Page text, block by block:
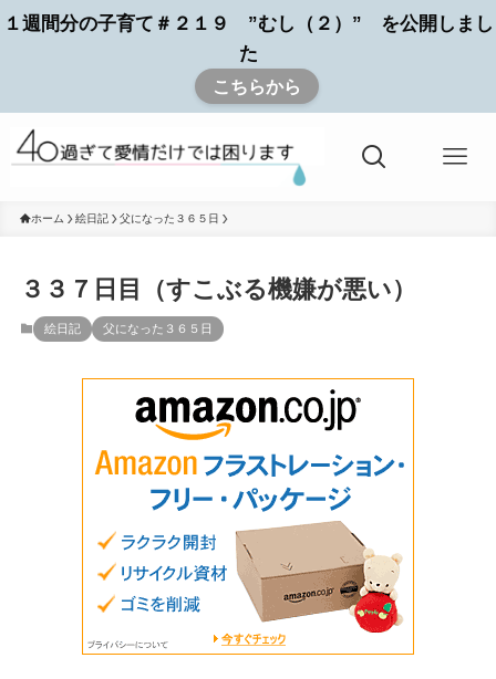
１週間分の子育て＃２１９ ”むし（２）” を公開しまし
た
こちらから
ホーム 絵日記 父になった３６５日
３３７日目（すこぶる機嫌が悪い）
絵日記 父になった３６５日